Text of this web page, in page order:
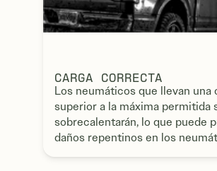
CARGA CORRECTA
Los neumáticos que llevan una
superior a la máxima permitida
sobrecalentarán, lo que puede
daños repentinos en los